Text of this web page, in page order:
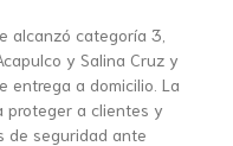
alcanzó categoría 3,
y Salina Cruz y
entrega a domicilio. La
proteger a clientes y
de seguridad ante